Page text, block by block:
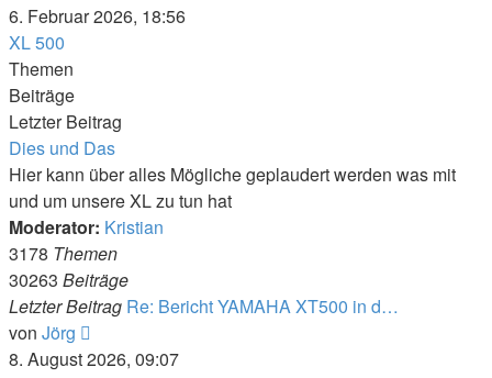
Beitrag
6. Februar 2026, 18:56
XL 500
Themen
Beiträge
Letzter Beitrag
Dies und Das
Hier kann über alles Mögliche geplaudert werden was mit
und um unsere XL zu tun hat
Moderator: Kristian
3178 Themen
30263 Beiträge
Letzter Beitrag Re: Bericht YAMAHA XT500 in d…
von Jörg
Beitrag
8. August 2026, 09:07